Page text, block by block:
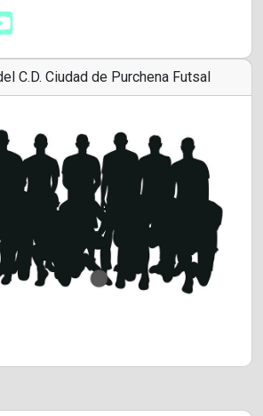
C.D. Ciudad de Purchena Futsal